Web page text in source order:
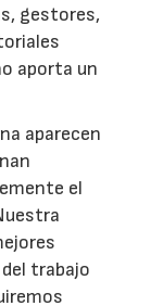
gestores,
aporta un
aparecen
el
trabajo